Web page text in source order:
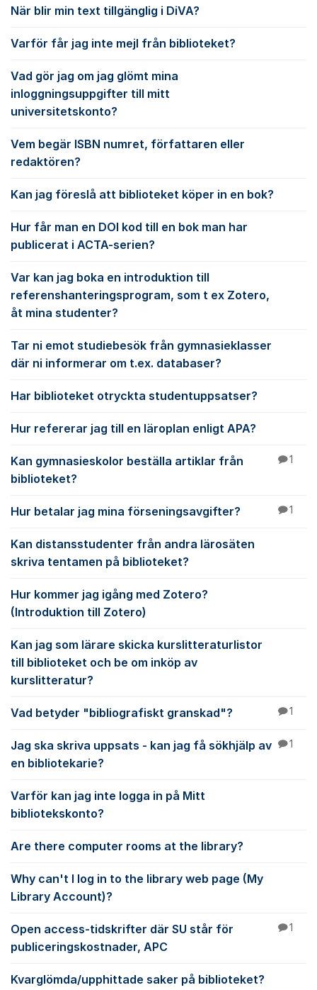
När blir min text tillgänglig i DiVA?
Varför får jag inte mejl från biblioteket?
Vad gör jag om jag glömt mina
inloggningsuppgifter till mitt
universitetskonto?
Vem begär ISBN numret, författaren eller
redaktören?
Kan jag föreslå att biblioteket köper in en bok?
Hur får man en DOI kod till en bok man har
publicerat i ACTA-serien?
Var kan jag boka en introduktion till
referenshanteringsprogram, som t ex Zotero,
åt mina studenter?
Tar ni emot studiebesök från gymnasieklasser
där ni informerar om t.ex. databaser?
Har biblioteket otryckta studentuppsatser?
Hur refererar jag till en läroplan enligt APA?
Kan gymnasieskolor beställa artiklar från
biblioteket?
1
Hur betalar jag mina förseningsavgifter? 1
Kan distansstudenter från andra lärosäten
skriva tentamen på biblioteket?
Hur kommer jag igång med Zotero?
(Introduktion till Zotero)
Kan jag som lärare skicka kurslitteraturlistor
till biblioteket och be om inköp av
kurslitteratur?
Vad betyder "bibliografiskt granskad"? 1
Jag ska skriva uppsats - kan jag få sökhjälp av
en bibliotekarie?
1
Varför kan jag inte logga in på Mitt
bibliotekskonto?
Are there computer rooms at the library?
Why can't I log in to the library web page (My
Library Account)?
Open access-tidskrifter där SU står för
publiceringskostnader, APC
1
Kvarglömda/upphittade saker på biblioteket?